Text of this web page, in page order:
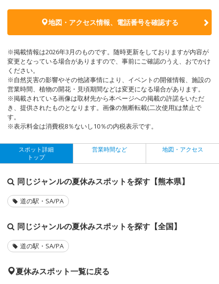
地図・アクセス情報、電話番号を確認する
※掲載情報は2026年3月のものです。随時更新をしておりますが内容が
変更となっている場合がありますので、事前にご確認のうえ、おでかけ
ください。
※自然災害の影響やその他諸事情により、イベントの開催情報、施設の
営業時間、植物の開花・見頃期間などは変更になる場合があります。
※掲載されている画像は取材先から本ページへの掲載の許諾をいただ
き、提供されたものとなります。画像の無断転載(二次使用)は禁止で
す。
※表示料金は消費税8％ないし10％の内税表示です。
スポット詳細
トップ
営業時間など 地図・アクセス
同じジャンルの夏休みスポットを探す【熊本県】
道の駅・SA/PA
同じジャンルの夏休みスポットを探す【全国】
道の駅・SA/PA
夏休みスポット一覧に戻る